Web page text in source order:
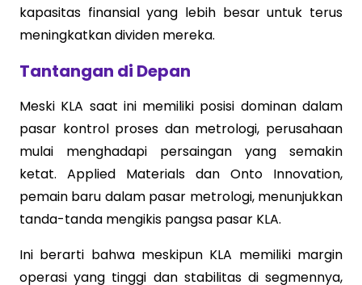
kapasitas finansial yang lebih besar untuk terus
meningkatkan dividen mereka.
Tantangan di Depan
Meski KLA saat ini memiliki posisi dominan dalam
pasar kontrol proses dan metrologi, perusahaan
mulai menghadapi persaingan yang semakin
ketat. Applied Materials dan Onto Innovation,
pemain baru dalam pasar metrologi, menunjukkan
tanda-tanda mengikis pangsa pasar KLA.
Ini berarti bahwa meskipun KLA memiliki margin
operasi yang tinggi dan stabilitas di segmennya,